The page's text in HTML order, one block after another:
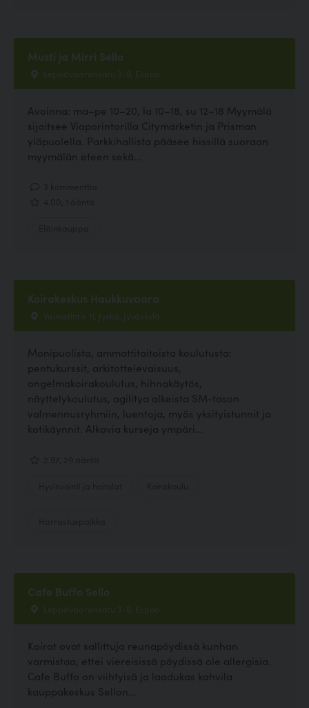
Musti ja Mirri Sello
Leppävaarankatu 3-9, Espoo
Avoinna: ma–pe 10–20, la 10–18, su 12–18 Myymälä
sijaitsee Viaporintorilla Citymarketin ja Prisman
yläpuolella. Parkkihallista pääsee hissillä suoraan
myymälän eteen sekä...
Koirakeskus Haukkuvaara
Valmetintie 11, Jyskä, Jyväskylä
Monipuolista, ammattitaitoista koulutusta:
pentukurssit, arkitottelevaisuus,
ongelmakoirakoulutus, hihnakäytös,
näyttelykoulutus, agilitya alkeista SM-tason
valmennusryhmiin, luentoja, myös yksityistunnit ja
kotikäynnit. Alkavia kurseja ympäri...
Cafe Buffo Sello
Leppävaarankatu 3-9, Espoo
Koirat ovat sallittuja reunapöydissä kunhan
varmistaa, ettei viereisissä pöydissä ole allergisia.
Cafe Buffo on viihtyisä ja laadukas kahvila
kauppakeskus Sellon...